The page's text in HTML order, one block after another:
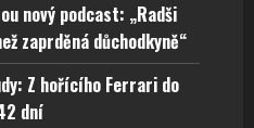
nový podcast: „Radši
zaprděná důchodkyně“
Z hořícího Ferrari do
dní